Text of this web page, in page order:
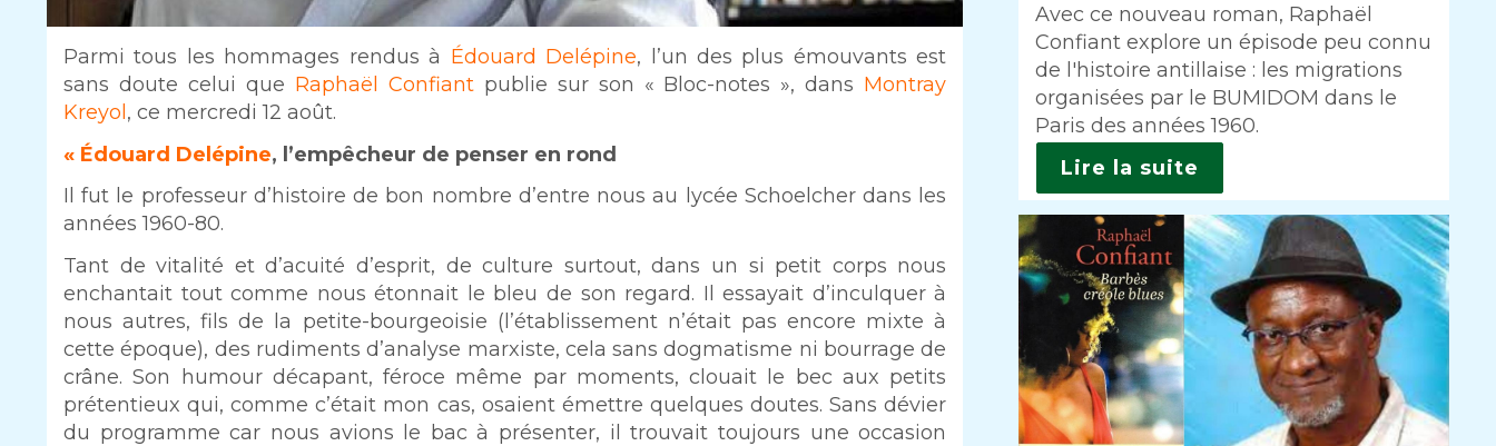
Intro
Parmi tous les hommages rendus à Édouard Delépine, l’un des plus émouvants est
sans doute celui que Raphaël Confiantpublie sur son « Bloc-notes », dans Montray
Kreyol, ce mercredi 12 août.
Texte
« Édouard Delépine, l’empêcheur de penser en rond
Il fut le professeur d’histoire de bon nombre d’entre nous au lycée Schoelcher dans les
années 1960-80.
Tant de vitalité et d’acuité d’esprit, de culture surtout, dans un si petit corps nous
enchantait tout comme nous étonnait le bleu de son regard. Il essayait d’inculquer à
nous autres, fils de la petite-bourgeoisie (l’établissement n’était pas encore mixte à
cette époque), des rudiments d’analyse marxiste, cela sans dogmatisme ni bourrage de
crâne. Son humour décapant, féroce même par moments, clouait le bec aux petits
prétentieux qui, comme c’était mon cas, osaient émettre quelques doutes. Sans dévier
du programme car nous avions le bac à présenter, il trouvait toujours une occasion
Intro
Avec ce nouveau roman, Raphaël
Confiant explore un épisode peu connu
de l'histoire antillaise : les migrations
organisées par le BUMIDOM dans le
Paris des années 1960.
Lire la suite